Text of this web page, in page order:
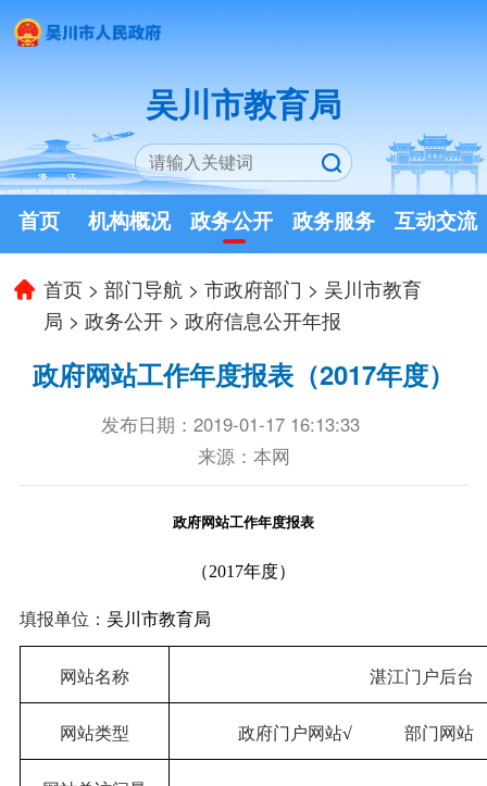
吴川市教育局
首页 机构概况 政务公开 政务服务 互动交流
首页 >部门导航 >市政府部门 > 吴川市教育
局 >政务公开 >政府信息公开年报
政府网站工作年度报表（2017年度）
发布日期：2019-01-17 16:13:33
来源：本网
政府网站工作年度报表
（2017年度）
填报单位： 吴川市教育局
网站名称 湛江门户后台
网站类型 政府门户网站√部门网站